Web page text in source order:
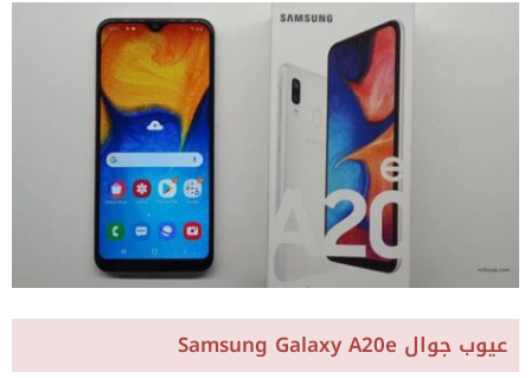
عيوب جوال Samsung Galaxy A20e